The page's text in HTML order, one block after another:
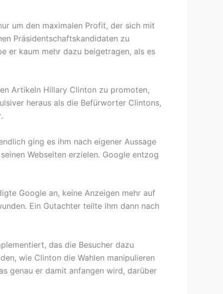
um den maximalen Profit, der sich mit
Präsidentschaftskandidaten zu
er kaum mehr dazu beigetragen, als es
Artikeln Hillary Clinton zu promoten,
heraus als die Befürworter Clintons,
.
ging es ihm nach eigener Aussage
Webseiten erzielen. Google entzog
Google an, keine Anzeigen mehr auf
Ein Gutachter teilte ihm dann nach
das die Besucher dazu
wie Clinton die Wahlen manipulieren
genau er damit anfangen wird, darüber